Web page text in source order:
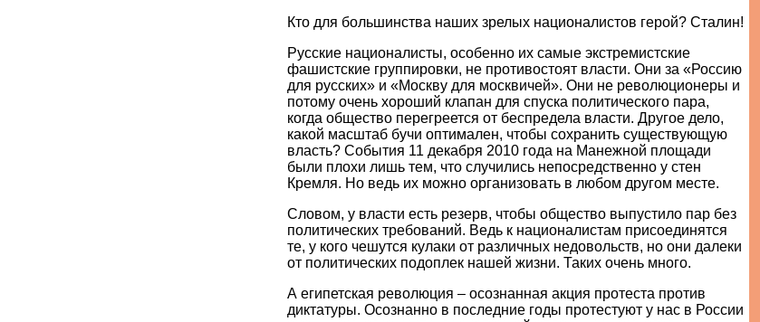
Кто для большинства наших зрелых националистов герой? Сталин!
Русские националисты, особенно их самые экстремистские
фашистские группировки, не противостоят власти. Они за «Россию
для русских» и «Москву для москвичей». Они не революционеры и
потому очень хороший клапан для спуска политического пара,
когда общество перегреется от беспредела власти. Другое дело,
какой масштаб бучи оптимален, чтобы сохранить существующую
власть? События 11 декабря 2010 года на Манежной площади
были плохи лишь тем, что случились непосредственно у стен
Кремля. Но ведь их можно организовать в любом другом месте.
Словом, у власти есть резерв, чтобы общество выпустило пар без
политических требований. Ведь к националистам присоединятся
те, у кого чешутся кулаки от различных недовольств, но они далеки
от политических подоплек нашей жизни. Таких очень много.
А египетская революция – осознанная акция протеста против
диктатуры. Осознанно в последние годы протестуют у нас в России